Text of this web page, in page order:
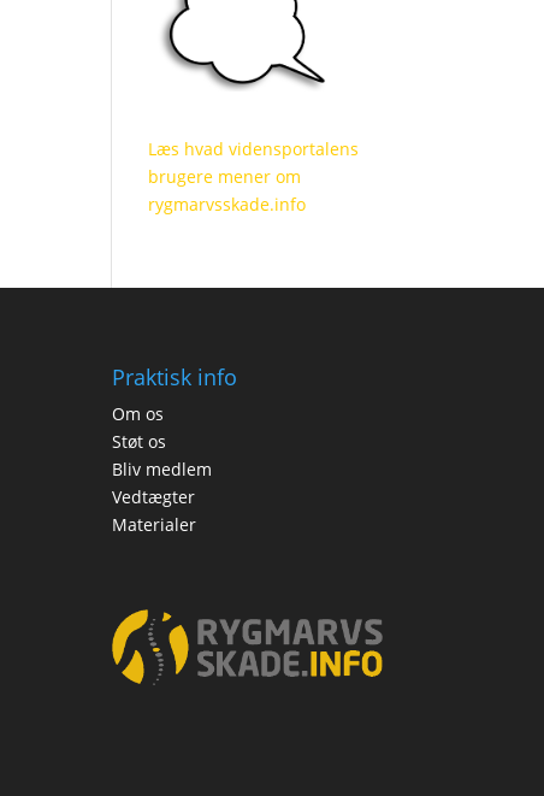
Læs hvad vidensportalens
brugere mener om
rygmarvsskade.info
Praktisk info
Om os
Støt os
Bliv medlem
Vedtægter
Materialer